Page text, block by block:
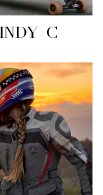
C